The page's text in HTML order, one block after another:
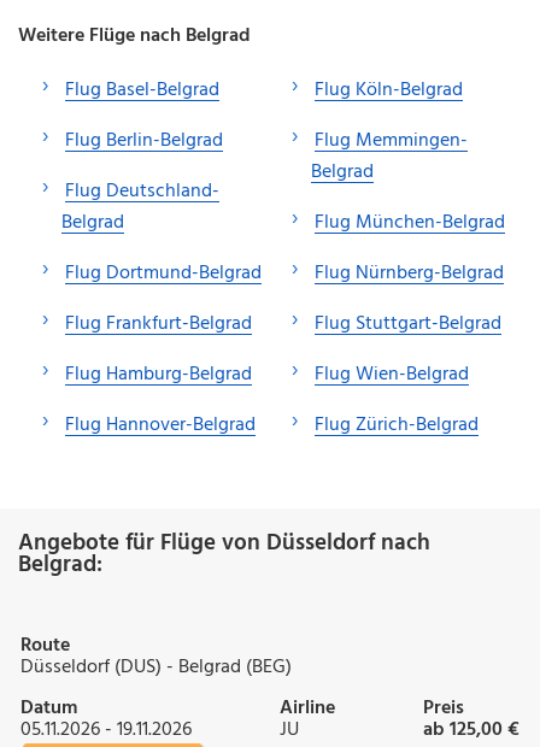
Weitere Flüge nach Belgrad
Flug Basel-Belgrad
Flug Berlin-Belgrad
Flug Deutschland-
Belgrad
Flug Dortmund-Belgrad
Flug Frankfurt-Belgrad
Flug Hamburg-Belgrad
Flug Hannover-Belgrad
Flug Köln-Belgrad
Flug Memmingen-
Belgrad
Flug München-Belgrad
Flug Nürnberg-Belgrad
Flug Stuttgart-Belgrad
Flug Wien-Belgrad
Flug Zürich-Belgrad
Angebote für Flüge von Düsseldorf nach
Belgrad:
Route
Düsseldorf (DUS) - Belgrad (BEG)
Datum
05.11.2026 - 19.11.2026
Airline
JU
Preis
ab 125,00 €